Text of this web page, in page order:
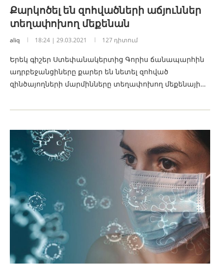
Քարկոծել են զոհվածների աճյուններ
տեղափոխող մեքենան
aliq 18:24 | 29.03.2021 127 դիտում
Երեկ գիշեր Ստեփանակերտից Գորիս ճանապարհին
ադրբեջանցիները քարեր են նետել զոհված
զինծայողների մարմինները տեղափոխող մեքենայի…